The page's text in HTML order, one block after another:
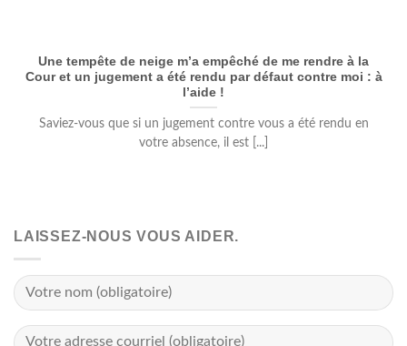
Une tempête de neige m’a empêché de me rendre à la
Cour et un jugement a été rendu par défaut contre moi : à
l’aide !
Saviez-vous que si un jugement contre vous a été rendu en
votre absence, il est [...]
LAISSEZ-NOUS VOUS AIDER.